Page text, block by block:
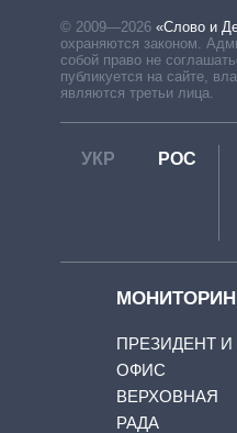
© 2009—2026 «Слово и
охраняются законом.
собой право не
публикуется на сайте,
являются третьи лица.
УКР РОС
ПРЕЗИДЕНТ И
ОФИС
ВЕРХОВНАЯ
РАДА